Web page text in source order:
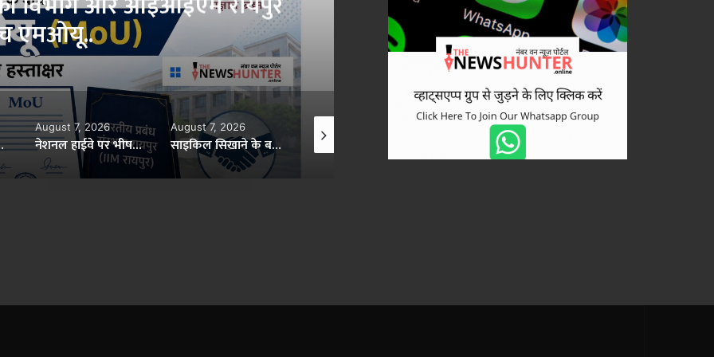
एमओयू.. मंडल भंग..
शहर मंडल भंग..
August 7, 2026
नेशनल हाईवे पर भीषण सड़क हादसा, एक की मौत, दो गंभीर घायल..
August 7, 2026
साइकिल सिखाने के बहाने 5 साल की मासूम से दुष्कर्म, आरोपी गिरफ्तार..
August 7, 2026
×